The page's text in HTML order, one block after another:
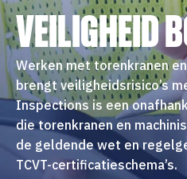
VEILIGHEID
Werken met torenkranen
brengt veiligheidsrisico’s
Inspections is een
die torenkranen en
de geldende wet en
TCVT-certificatieschema’s.